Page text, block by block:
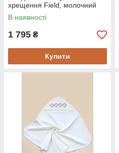
хрещення Field, молочний
В наявності
1 795 ₴
Купити